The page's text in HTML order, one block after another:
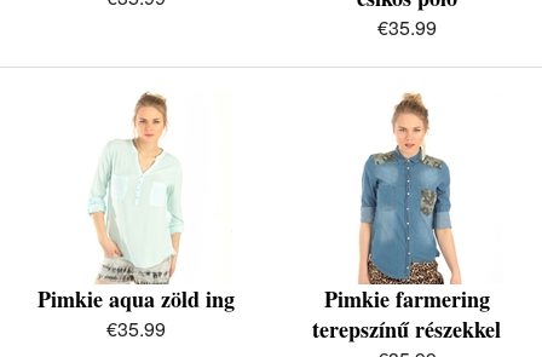
€35.99
Pimkie aqua zöld ing
€35.99
Pimkie farmering
terepszínű részekkel